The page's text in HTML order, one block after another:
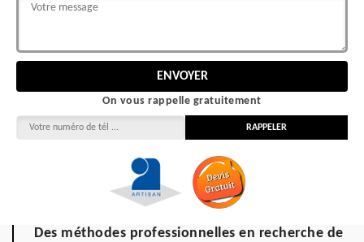
On vous rappelle gratuitement
Des méthodes professionnelles en recherche de